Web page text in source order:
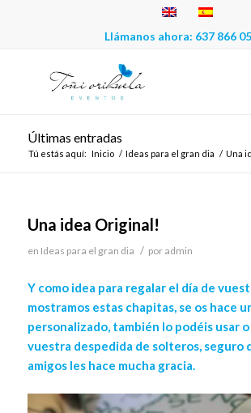
Llámanos ahora: 637 866
Últimas entradas
Tú estás aquí: Inicio / Ideas para el gran dia / Una
Una idea Original!
en Ideas para el gran dia / por admin
Y como idea para regalar el día de
mostramos estas chapitas, se os hace
personalizado, también lo podéis usar
vuestra despedida de solteros, seguro
amigos les hace mucha gracia.